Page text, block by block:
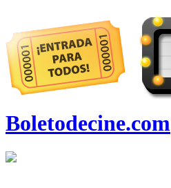
Boletodecine.com